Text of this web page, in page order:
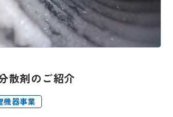
散剤のご紹介
機器事業